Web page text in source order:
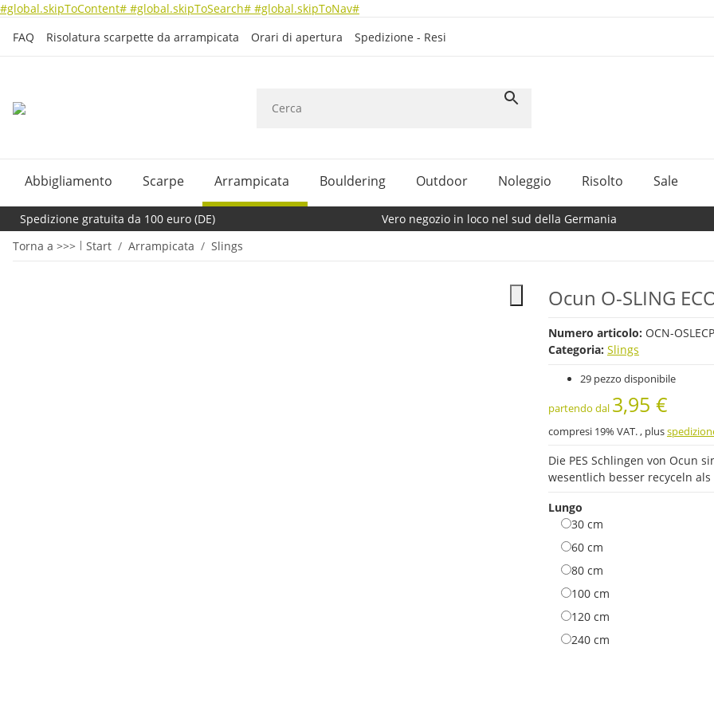
#global.skipToContent# #global.skipToSearch# #global.skipToNav#
FAQ
Risolatura scarpette da arrampicata Orari di apertura Spedizione - Resi
Abbigliamento Scarpe Arrampicata Bouldering Outdoor Noleggio Risolto Sale
Spedizione gratuita da 100 euro (DE)
Vero negozio in loco nel sud della Germania
Torna a >>>
Start Arrampicata Slings
Ocun O-SLING
Numero articolo: OCN-
Categoria: Slings
29 pezzo disponibile
partendo dal 3,95 €
compresi 19% VAT. , plus
Die PES Schlingen von Ocun
wesentlich besser recyceln als
Lungo
30 cm
60 cm
80 cm
100 cm
120 cm
240 cm